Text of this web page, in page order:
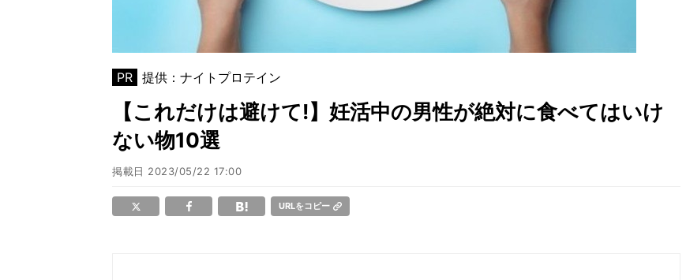
PR 提供：ナイトプロテイン
【これだけは避けて!】妊活中の男性が絶対に食べてはいけ
ない物10選​
掲載日 2023/05/22 17:00
URLをコピー